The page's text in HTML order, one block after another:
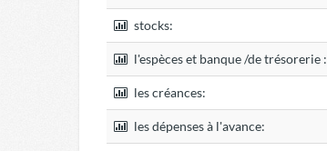
stocks:
l'espèces et banque /de trésorerie :
les créances:
les dépenses à l'avance: